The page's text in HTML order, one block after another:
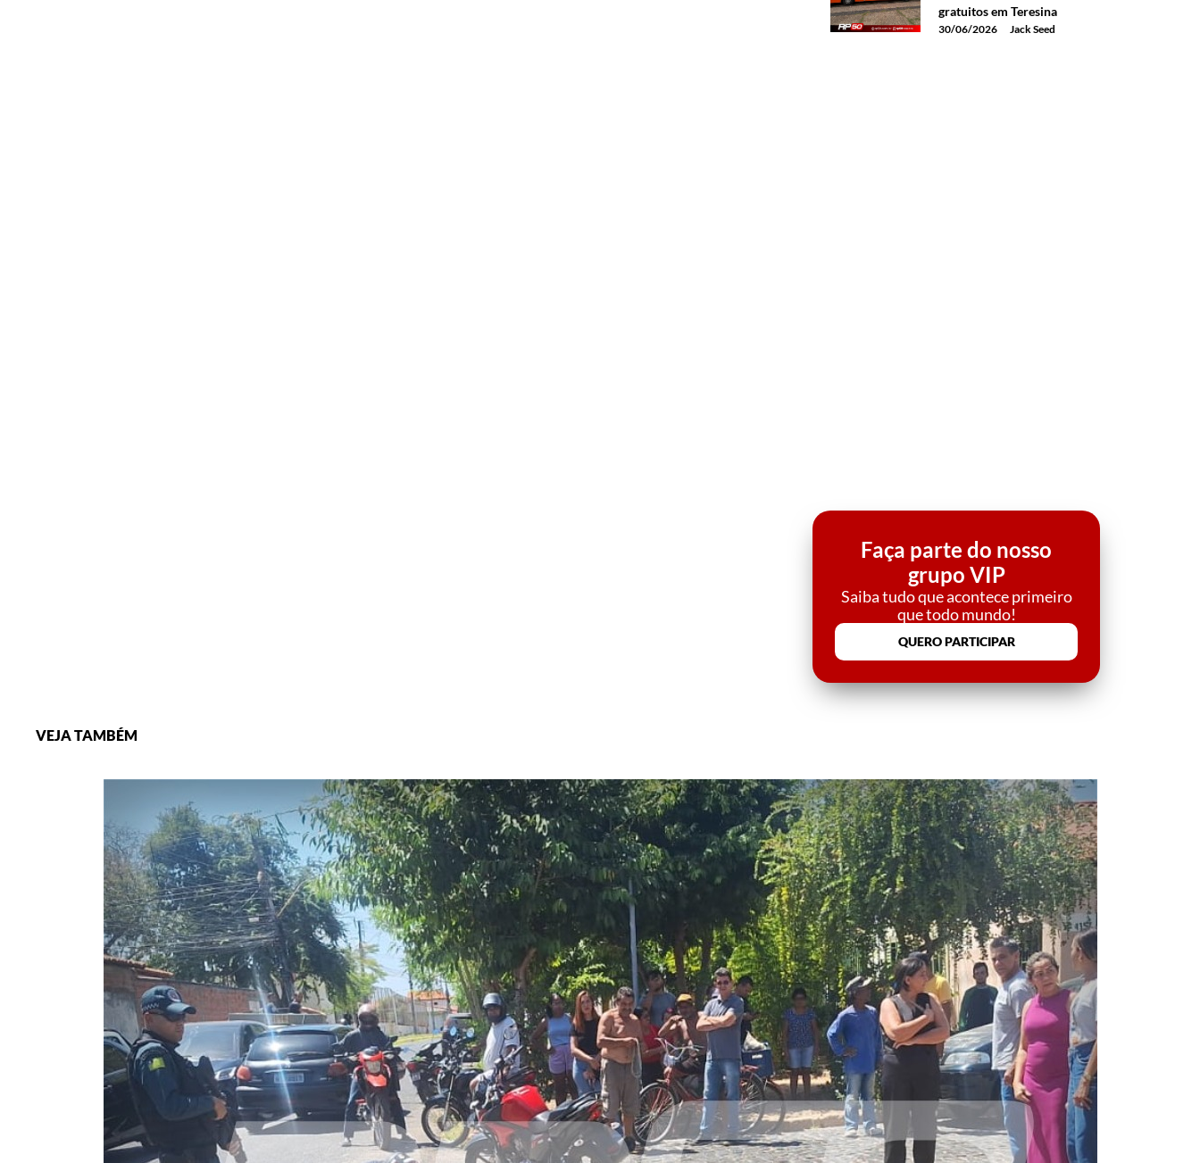
gratuitos em Teresina
30/06/2026 Jack Seed
Faça parte do nosso
grupo VIP
Saiba tudo que acontece primeiro
que todo mundo!
QUERO PARTICIPAR
VEJA TAMBÉM